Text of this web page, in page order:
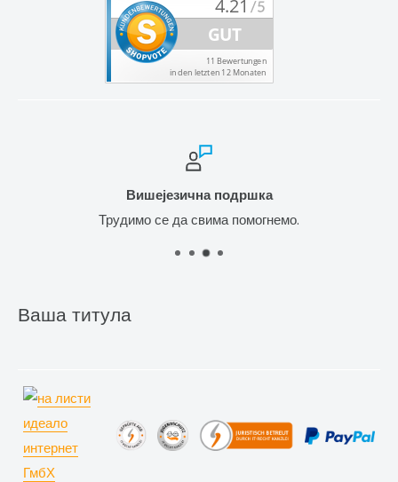
Вишејезична подршка
Трудимо се да свима помогнемо.
Ваша титула